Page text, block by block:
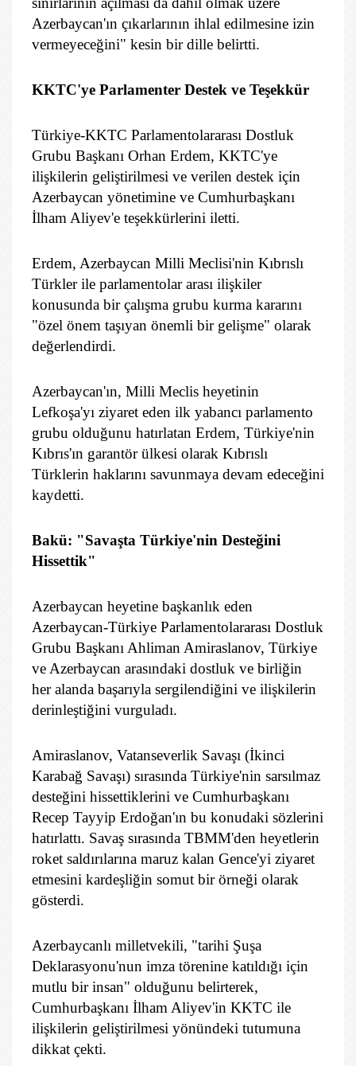
Azerbaycan'ın çıkarlarının ihlal edilmesine izin
vermeyeceğini" kesin bir dille belirtti.
KKTC'ye Parlamenter Destek ve Teşekkür
Türkiye-KKTC Parlamentolararası Dostluk
Grubu Başkanı Orhan Erdem, KKTC'ye
ilişkilerin geliştirilmesi ve verilen destek için
Azerbaycan yönetimine ve Cumhurbaşkanı
İlham Aliyev'e teşekkürlerini iletti.
Erdem, Azerbaycan Milli Meclisi'nin Kıbrıslı
Türkler ile parlamentolar arası ilişkiler
konusunda bir çalışma grubu kurma kararını
"özel önem taşıyan önemli bir gelişme" olarak
değerlendirdi.
Azerbaycan'ın, Milli Meclis heyetinin
Lefkoşa'yı ziyaret eden ilk yabancı parlamento
grubu olduğunu hatırlatan Erdem, Türkiye'nin
Kıbrıs'ın garantör ülkesi olarak Kıbrıslı
Türklerin haklarını savunmaya devam edeceğini
kaydetti.
Bakü: "Savaşta Türkiye'nin Desteğini
Hissettik"
Azerbaycan heyetine başkanlık eden
Azerbaycan-Türkiye Parlamentolararası Dostluk
Grubu Başkanı Ahliman Amiraslanov, Türkiye
ve Azerbaycan arasındaki dostluk ve birliğin
her alanda başarıyla sergilendiğini ve ilişkilerin
derinleştiğini vurguladı.
Amiraslanov, Vatanseverlik Savaşı (İkinci
Karabağ Savaşı) sırasında Türkiye'nin sarsılmaz
desteğini hissettiklerini ve Cumhurbaşkanı
Recep Tayyip Erdoğan'ın bu konudaki sözlerini
hatırlattı. Savaş sırasında TBMM'den heyetlerin
roket saldırılarına maruz kalan Gence'yi ziyaret
etmesini kardeşliğin somut bir örneği olarak
gösterdi.
Azerbaycanlı milletvekili, "tarihi Şuşa
Deklarasyonu'nun imza törenine katıldığı için
mutlu bir insan" olduğunu belirterek,
Cumhurbaşkanı İlham Aliyev'in KKTC ile
ilişkilerin geliştirilmesi yönündeki tutumuna
dikkat çekti.